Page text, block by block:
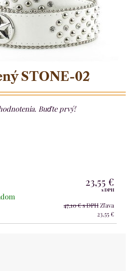
STONE-02
Buďte prvý!
23,55 €
s DPH
47,10 €s DPHZľava
23,55 €